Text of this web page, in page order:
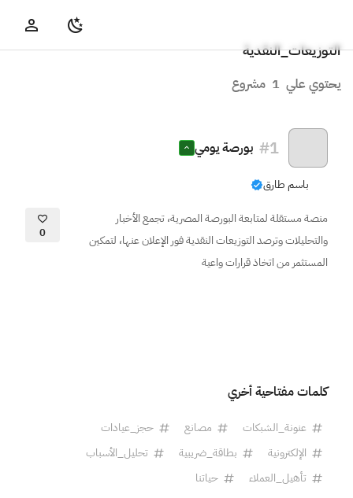
التوزيعات_النقدية
يحتوي علي 1 مشروع
#1 بورصة يومي
باسم طارق
منصة مستقلة لمتابعة البورصة المصرية، تجمع الأخبار
والتحليلات وترصد التوزيعات النقدية فور الإعلان عنها، لتمكين
المستثمر من اتخاذ قرارات واعية
0
كلمات مفتاحية أخري
عنونة_الشبكات مصانع
حجز_عيادات
الإلكترونية
بطاقة_ضريبية
تحليل_الأسباب
تأهيل_العملاء
حياتنا